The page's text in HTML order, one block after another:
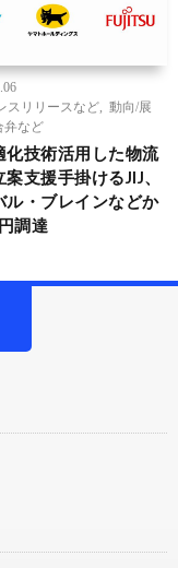
スリリースなど
動向/展
弁など
化技術活用した物流
支援手掛けるJIJ、
ル・ブレインなどか
調達